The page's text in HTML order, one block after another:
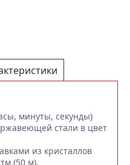
минуты, секунды)
стали в цвет
из кристаллов
(50 м).